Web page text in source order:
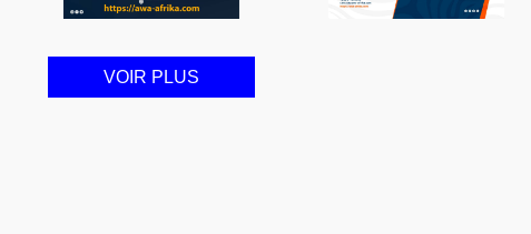
VOIR PLUS